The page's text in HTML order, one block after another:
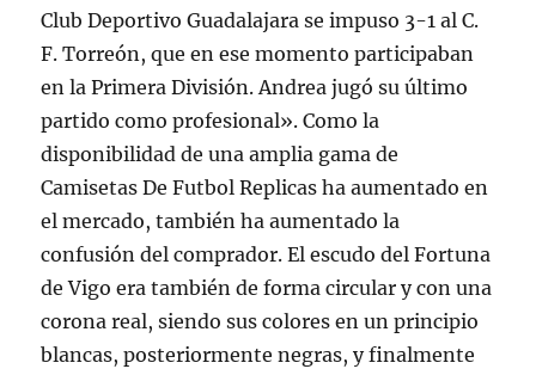
Club Deportivo Guadalajara se impuso 3-1 al C.
F. Torreón, que en ese momento participaban
en la Primera División. Andrea jugó su último
partido como profesional». Como la
disponibilidad de una amplia gama de
Camisetas De Futbol Replicas ha aumentado en
el mercado, también ha aumentado la
confusión del comprador. El escudo del Fortuna
de Vigo era también de forma circular y con una
corona real, siendo sus colores en un principio
blancas, posteriormente negras, y finalmente